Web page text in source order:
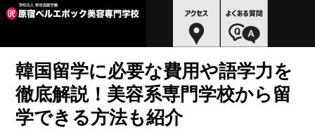
韓国留学に必要な費用や語学力を
徹底解説！美容系専門学校から留
学できる方法も紹介